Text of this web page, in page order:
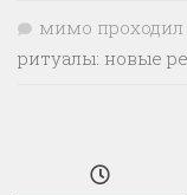
мимо проходил
ритуалы: новые